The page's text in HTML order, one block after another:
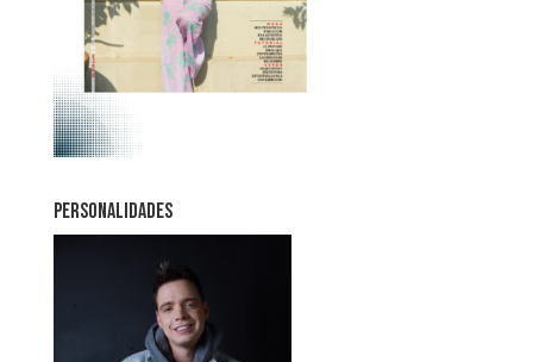
PERSONALIDADES